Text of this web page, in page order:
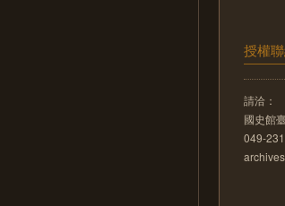
授權
請洽：
國史館
049-